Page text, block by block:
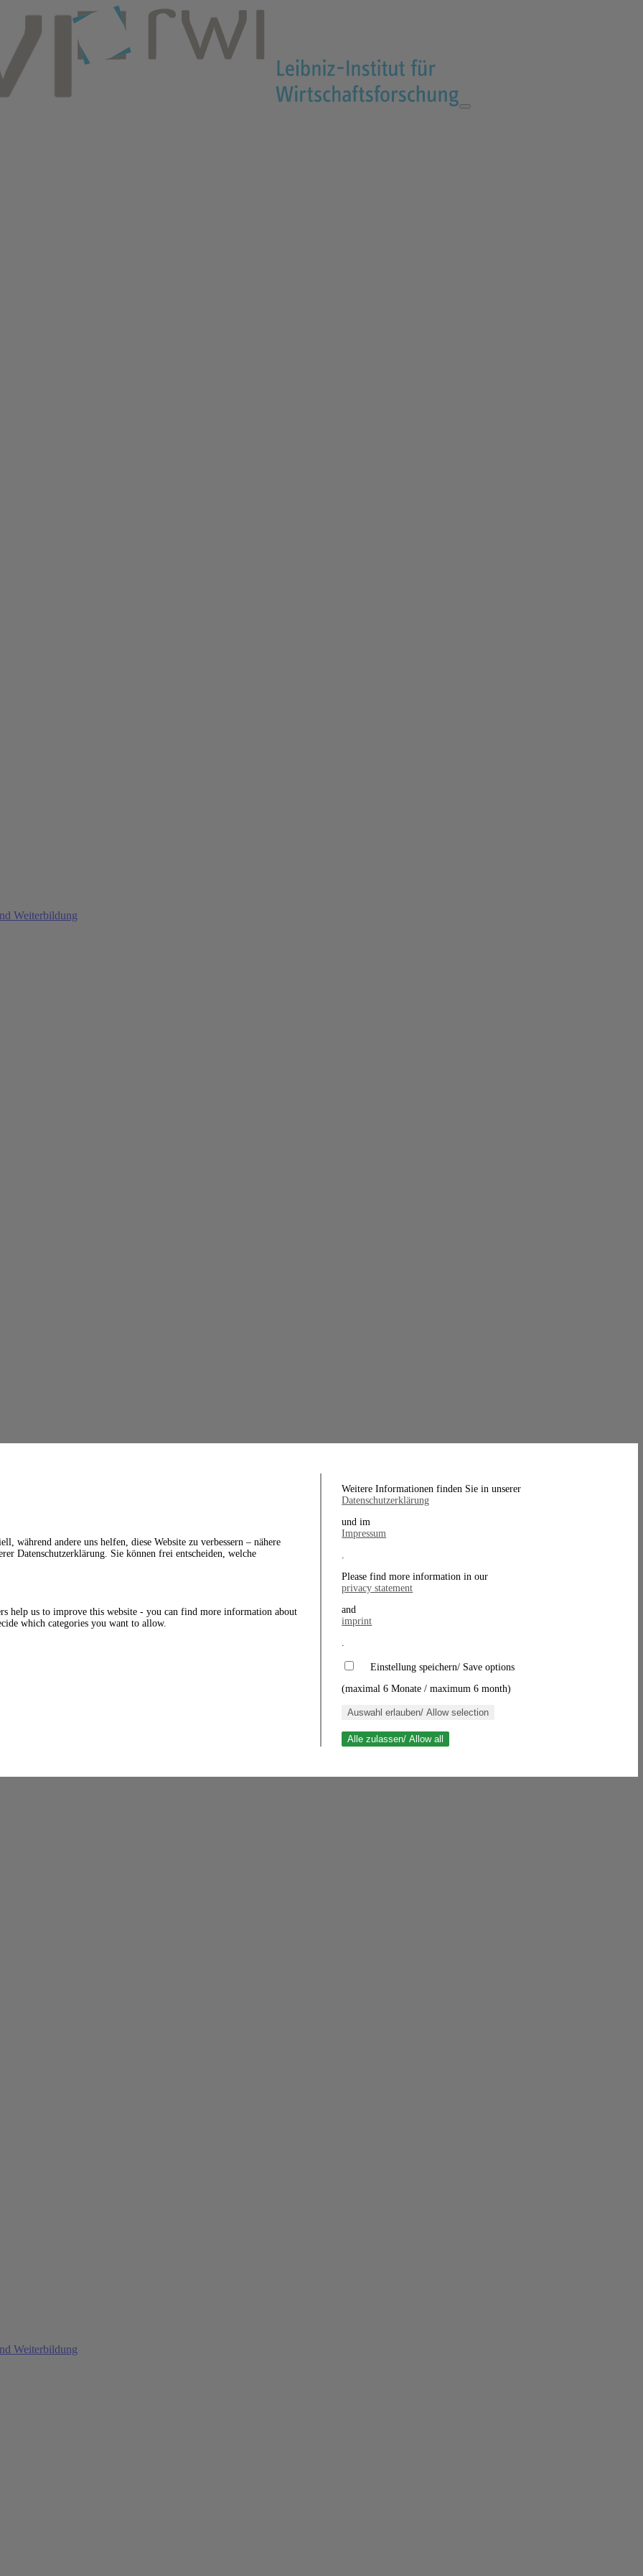
Weiterbildung
Weiterbildung
während andere uns helfen, diese Website zu verbessern – nähere
Datenschutzerklärung. Sie können frei entscheiden, welche
help us to improve this website - you can find more information about
which categories you want to allow.
Weitere Informationen finden Sie in unserer
Datenschutzerklärung
und im
Impressum
.
Please find more information in our
privacy statement
and
imprint
.
Einstellung speichern/ Save options
(maximal 6 Monate / maximum 6 month)
Auswahl erlauben/ Allow selection
Alle zulassen/ Allow all